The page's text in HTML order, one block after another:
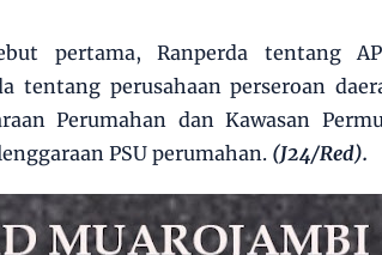
pertama, Ranperda tentang
tentang perusahaan perseroan
Perumahan dan Kawasan
PSU perumahan.(J24/Red).